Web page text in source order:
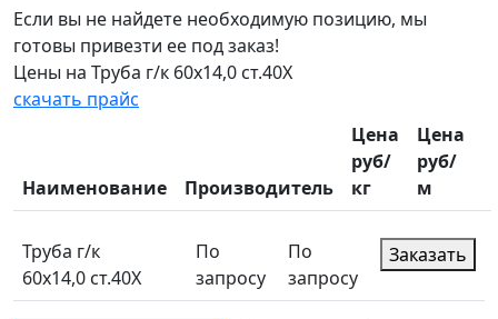
Если вы не найдете необходимую позицию, мы
готовы привезти ее под заказ!
Цены на Труба г/к 60х14,0 ст.40Х
скачать прайс
Наименование Производитель
Цена
руб/
кг
Цена
руб/
м
Труба г/к
60х14,0 ст.40Х
По
запросу
По
запросу
Заказать